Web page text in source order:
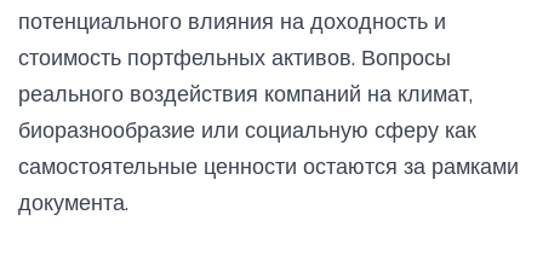
потенциального влияния на доходность и
стоимость портфельных активов. Вопросы
реального воздействия компаний на климат,
биоразнообразие или социальную сферу как
самостоятельные ценности остаются за рамками
документа.